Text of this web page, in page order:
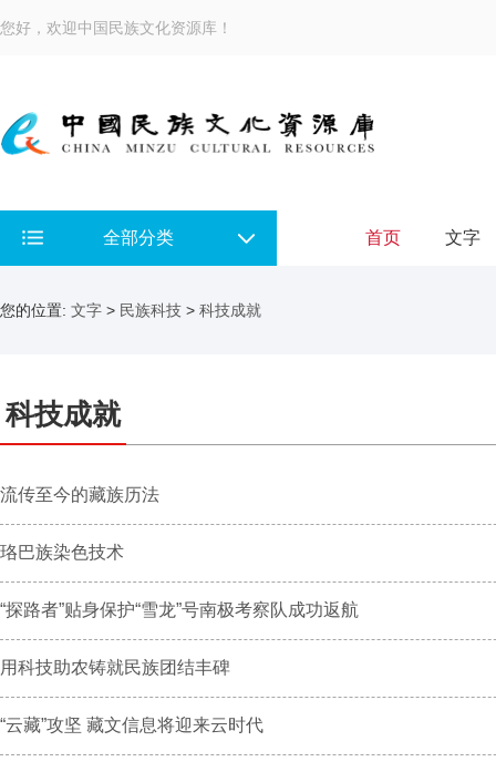
您好，欢迎中国民族文化资源库！
全部分类 首页 文字
您的位置: 文字 > 民族科技 > 科技成就
科技成就
流传至今的藏族历法
珞巴族染色技术
“探路者”贴身保护“雪龙”号南极考察队成功返航
用科技助农铸就民族团结丰碑
“云藏”攻坚 藏文信息将迎来云时代